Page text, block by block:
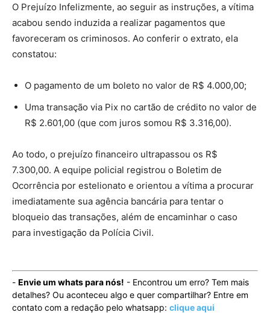
O Prejuízo Infelizmente, ao seguir as instruções, a vítima
acabou sendo induzida a realizar pagamentos que
favoreceram os criminosos. Ao conferir o extrato, ela
constatou:
O pagamento de um boleto no valor de R$ 4.000,00;
Uma transação via Pix no cartão de crédito no valor de
R$ 2.601,00 (que com juros somou R$ 3.316,00).
Ao todo, o prejuízo financeiro ultrapassou os R$
7.300,00. A equipe policial registrou o Boletim de
Ocorrência por estelionato e orientou a vítima a procurar
imediatamente sua agência bancária para tentar o
bloqueio das transações, além de encaminhar o caso
para investigação da Polícia Civil.
- Envie um whats para nós! - Encontrou um erro? Tem mais
detalhes? Ou aconteceu algo e quer compartilhar? Entre em
contato com a redação pelo whatsapp: clique aqui